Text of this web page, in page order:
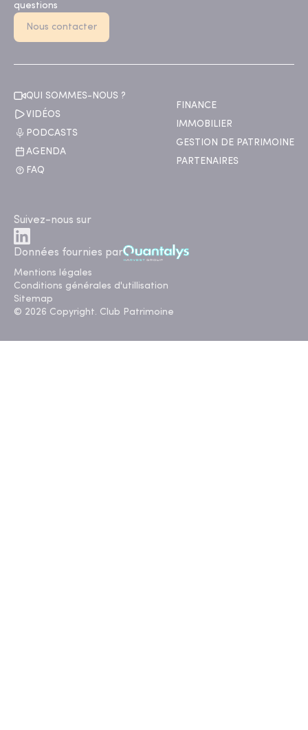
questions
Nous contacter
QUI SOMMES-NOUS ?
VIDÉOS
PODCASTS
AGENDA
FAQ
FINANCE
IMMOBILIER
GESTION DE PATRIMOINE
PARTENAIRES
Suivez-nous sur
Données fournies par
Mentions légales
Conditions générales d'utillisation
Sitemap
© 2026 Copyright. Club Patrimoine